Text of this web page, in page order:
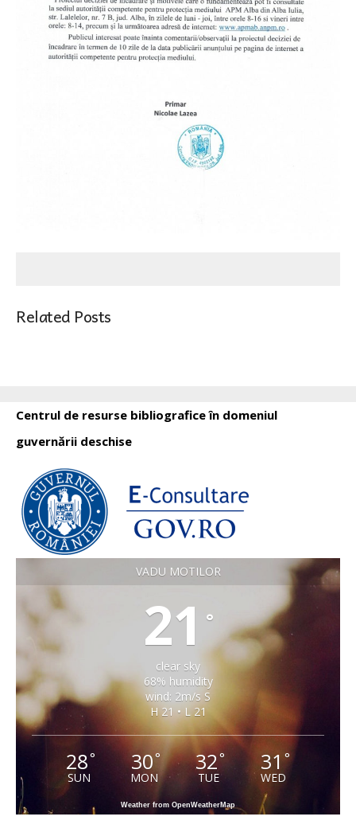
Related Posts
Centrul de resurse bibliografice în domeniul
guvernării deschise
VADU MOTILOR
21 °
clear sky
68% humidity
wind: 2m/s S
H 21 • L 21
28°
SUN
30°
MON
32°
TUE
31°
WED
Weather from OpenWeatherMap